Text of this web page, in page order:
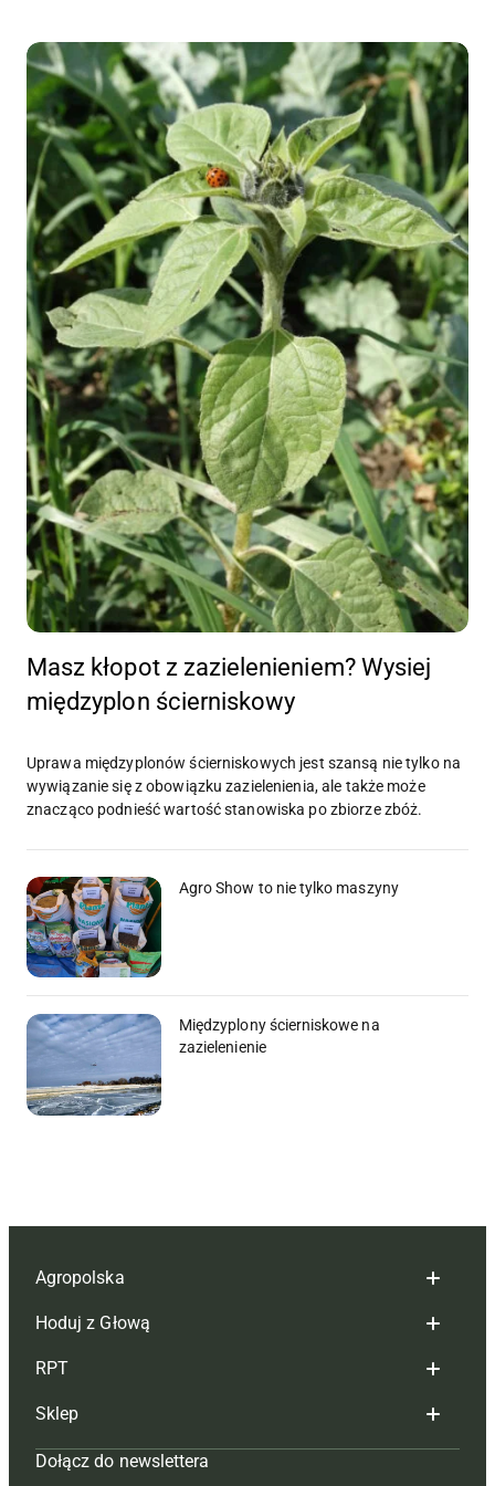
Masz kłopot z zazielenieniem? Wysiej
międzyplon ścierniskowy
Uprawa międzyplonów ścierniskowych jest szansą nie tylko na
wywiązanie się z obowiązku zazielenienia, ale także może
znacząco podnieść wartość stanowiska po zbiorze zbóż.
Agro Show to nie tylko maszyny
Międzyplony ścierniskowe na
zazielenienie
Agropolska
Redakcja
Reklama
Tagi
Mapa serwisu
Hoduj z Głową
Hoduj z głową bydło
Hoduj z głową świnie
Prenumerata
RPT
Redakcja
Prenumerata
Sklep
Czasopisma i prenumerata
Dołącz do newslettera